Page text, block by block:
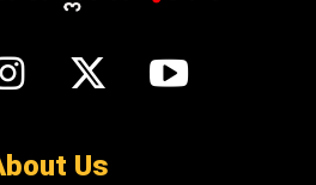
Us